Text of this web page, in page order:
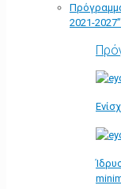
2021-2027”